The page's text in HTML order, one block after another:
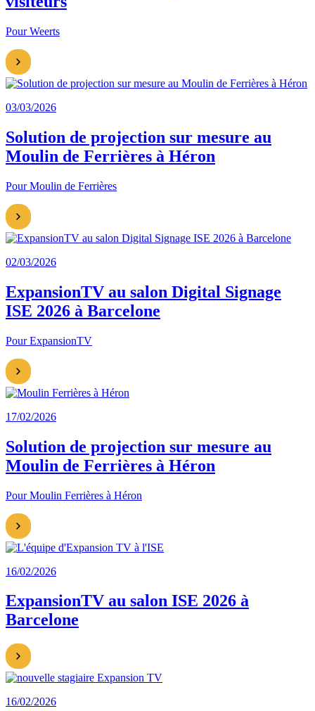
Pour Weerts
03/03/2026
Solution de projection sur mesure au
Moulin de Ferrières à Héron
Pour Moulin de Ferrières
02/03/2026
ExpansionTV au salon Digital Signage
ISE 2026 à Barcelone
Pour ExpansionTV
17/02/2026
Solution de projection sur mesure au
Moulin de Ferrières à Héron
Pour Moulin Ferrières à Héron
16/02/2026
ExpansionTV au salon ISE 2026 à
Barcelone
16/02/2026